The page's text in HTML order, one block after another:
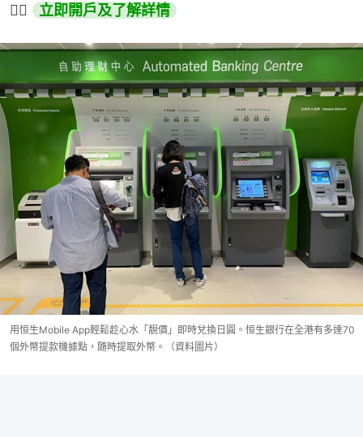
👉🏻
立即開戶及了解詳情
用恒生Mobile App輕鬆趁心水「靚價」即時兌換日圓。恒生銀行在全港有多達70
個外幣提款機據點，隨時提取外幣。（資料圖片）